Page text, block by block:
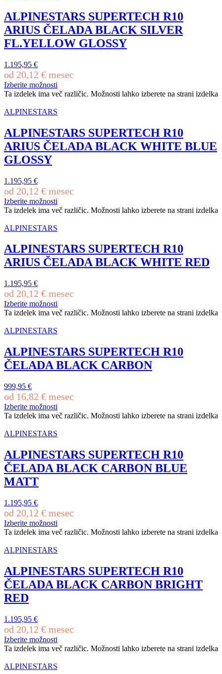
ALPINESTARS SUPERTECH R10
ARIUS ČELADA BLACK SILVER
FL.YELLOW GLOSSY
1.195,95 €
od 20,12 € mesec
Izberite možnosti
Ta izdelek ima več različic. Možnosti lahko izberete na strani izdelka
ALPINESTARS
ALPINESTARS SUPERTECH R10
ARIUS ČELADA BLACK WHITE BLUE
GLOSSY
1.195,95 €
od 20,12 € mesec
Izberite možnosti
Ta izdelek ima več različic. Možnosti lahko izberete na strani izdelka
ALPINESTARS
ALPINESTARS SUPERTECH R10
ARIUS ČELADA BLACK WHITE RED
1.195,95 €
od 20,12 € mesec
Izberite možnosti
Ta izdelek ima več različic. Možnosti lahko izberete na strani izdelka
ALPINESTARS
ALPINESTARS SUPERTECH R10
ČELADA BLACK CARBON
999,95 €
od 16,82 € mesec
Izberite možnosti
Ta izdelek ima več različic. Možnosti lahko izberete na strani izdelka
ALPINESTARS
ALPINESTARS SUPERTECH R10
ČELADA BLACK CARBON BLUE
MATT
1.195,95 €
od 20,12 € mesec
Izberite možnosti
Ta izdelek ima več različic. Možnosti lahko izberete na strani izdelka
ALPINESTARS
ALPINESTARS SUPERTECH R10
ČELADA BLACK CARBON BRIGHT
RED
1.195,95 €
od 20,12 € mesec
Izberite možnosti
Ta izdelek ima več različic. Možnosti lahko izberete na strani izdelka
ALPINESTARS